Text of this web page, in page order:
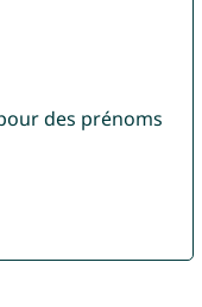
des prénoms